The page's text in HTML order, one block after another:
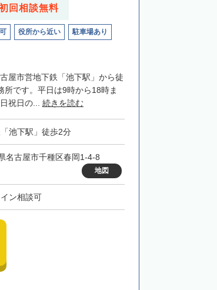
回相談無料
役所から近い 駐車場あり
屋市営地下鉄「池下駅」から徒
です。平日は9時から18時ま
祝日の... 続きを読む
池下駅」徒歩2分
名古屋市千種区春岡1-4-8
地図
ン相談可